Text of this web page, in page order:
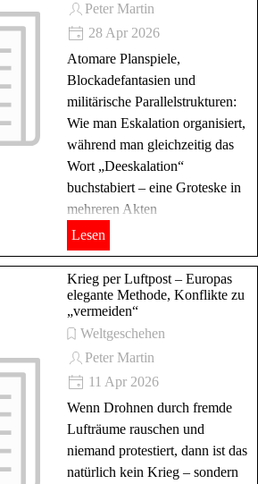
Peter Martin
28 Apr 2026
Atomare Planspiele,
Blockadefantasien und
militärische Parallelstrukturen:
Wie man Eskalation organisiert,
während man gleichzeitig das
Wort „Deeskalation“
buchstabiert – eine Groteske in
mehreren Akten
Lesen
Krieg per Luftpost – Europas
elegante Methode, Konflikte zu
„vermeiden“
Weltgeschehen
Peter Martin
11 Apr 2026
Wenn Drohnen durch fremde
Lufträume rauschen und
niemand protestiert, dann ist das
natürlich kein Krieg – sondern